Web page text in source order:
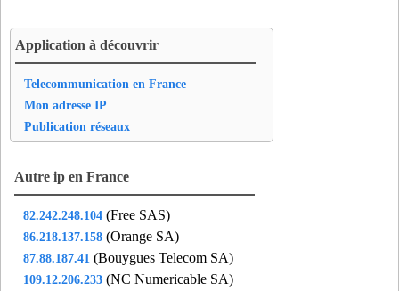
Application à découvrir
Telecommunication en France
Mon adresse IP
Publication réseaux
Autre ip en France
82.242.248.104 (Free SAS)
86.218.137.158 (Orange SA)
87.88.187.41 (Bouygues Telecom SA)
109.12.206.233 (NC Numericable SA)